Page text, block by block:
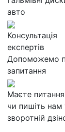
авто
Консультація
експертів
Допоможемо
запитання
Маєте питання
чи пишіть
зворотній